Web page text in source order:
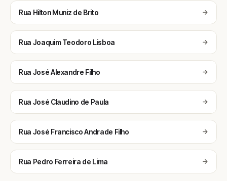
Rua Hilton Muniz de Brito
Rua Joaquim Teodoro Lisboa
Rua José Alexandre Filho
Rua José Claudino de Paula
Rua José Francisco Andrade Filho
Rua Pedro Ferreira de Lima